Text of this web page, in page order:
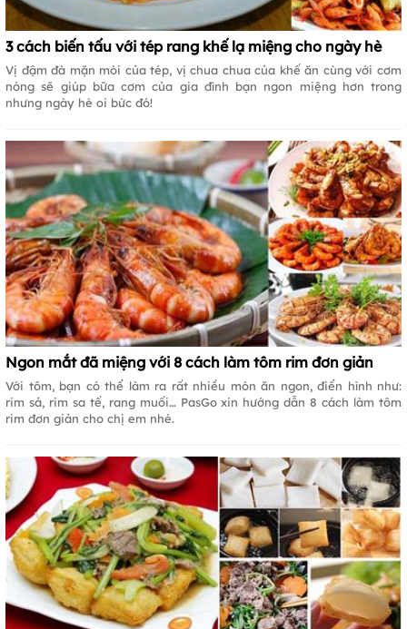
3 cách biến tấu với tép rang khế lạ miệng cho ngày hè
Vị đậm đà mặn mòi của tép, vị chua chua của khế ăn cùng với cơm
nóng sẽ giúp bữa cơm của gia đình bạn ngon miệng hơn trong
nhưng ngày hè oi bức đó!
Ngon mắt đã miệng với 8 cách làm tôm rim đơn giản
Với tôm, bạn có thể làm ra rất nhiều món ăn ngon, điển hình như:
rim sả, rim sa tế, rang muối… PasGo xin hướng dẫn 8 cách làm tôm
rim đơn giản cho chị em nhé.